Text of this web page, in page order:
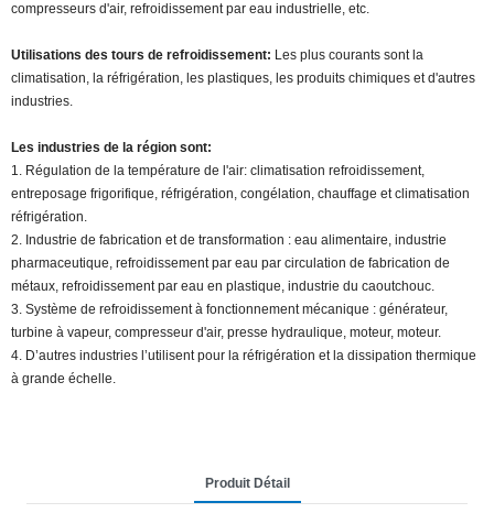
compresseurs d'air, refroidissement par eau industrielle, etc.
Utilisations des tours de refroidissement: Les plus courants sont la
climatisation, la réfrigération, les plastiques, les produits chimiques et d'autres
industries.
Les industries de la région sont:
1. Régulation de la température de l'air: climatisation refroidissement,
entreposage frigorifique, réfrigération, congélation, chauffage et climatisation
réfrigération.
2. Industrie de fabrication et de transformation : eau alimentaire, industrie
pharmaceutique, refroidissement par eau par circulation de fabrication de
métaux, refroidissement par eau en plastique, industrie du caoutchouc.
3. Système de refroidissement à fonctionnement mécanique : générateur,
turbine à vapeur, compresseur d'air, presse hydraulique, moteur, moteur.
4. D’autres industries l’utilisent pour la réfrigération et la dissipation thermique
à grande échelle.
Produit Détail